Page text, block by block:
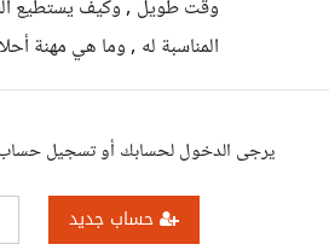
وقت طويل , وكيف يستطيع
المناسبة له , وما هي مهنة
يرجى الدخول لحسابك أو تسجيل
حساب جديد